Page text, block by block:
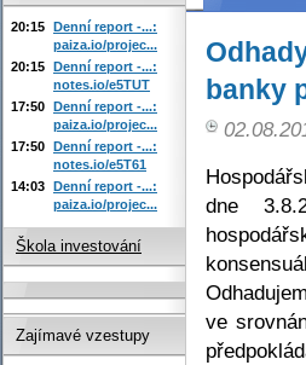
banky
dne
ve
20:15 Denní report -...:
paiza.io/projec...
20:15 Denní report -...:
notes.io/e5TUT
17:50 Denní report -...:
paiza.io/projec...
17:50 Denní report -...:
notes.io/e5T61
14:03 Denní report -...:
paiza.io/projec...
Škola investování
Zajímavé vzestupy